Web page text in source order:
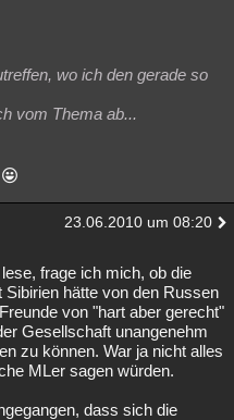
wo ich den gerade so
vom Thema ab...
23.06.2010 um 08:20
frage ich mich, ob die
hätte von den Russen
von "hart aber gerecht"
Gesellschaft unangenehm
zu können. War ja nicht alles
MLer sagen würden.
dass sich die